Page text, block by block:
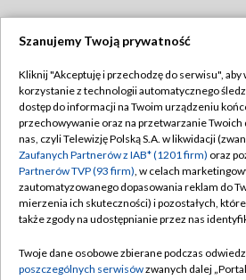
TVP
Abonament TVP
Emisja w TVP
Centrum informacji TVP
Naziemna Telewizja Cyfrowa
Rada Programowa
Regulamin
Polityka
Moje zgody
Pomoc
Kontakt
Szanujemy Twoją prywatność
Kliknij "Akceptuję i przechodzę do serwisu", aby
korzystanie z technologii automatycznego
dostęp do informacji na Twoim urządzeniu
przechowywanie oraz na przetwarzanie Twoich
nas, czyli Telewizję Polską S.A. w likwidacji
Zaufanych Partnerów z IAB* (1201 firm) oraz
Partnerów TVP (93 firm), w celach
zautomatyzowanego dopasowania reklam do
mierzenia ich skuteczności) i pozostałych,
także zgody na udostępnianie przez nas
Twoje dane osobowe zbierane podczas
poszczególnych serwisówzwanych dalej